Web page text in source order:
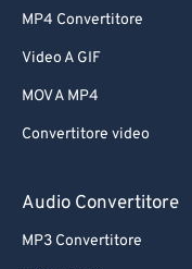
MP4 Convertitore
Video A GIF
MOV A MP4
Convertitore video
Audio Convertitore
MP3 Convertitore